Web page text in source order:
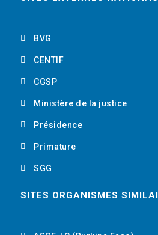
t
u
b
e
BVG
CENTIF
CGSP
Ministère de la justice
Présidence
Primature
SGG
SITES ORGANISMES